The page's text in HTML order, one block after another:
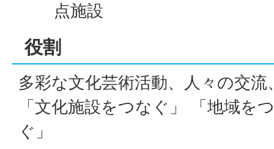
点施設
役割
多彩な文化芸術活動、人々の交
「文化施設をつなぐ」 「地域を
ぐ」